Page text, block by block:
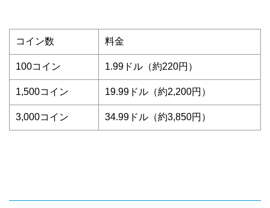
コイン数 料金
100コイン 1.99ドル（約220円）
1,500コイン 19.99ドル（約2,200円）
3,000コイン 34.99ドル（約3,850円）